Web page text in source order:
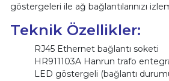
göstergeleri ile ağ bağlantılarınızı
Teknik Özellikler:
RJ45 Ethernet bağlantı soketi
HR911103A Hanrun trafo
LED göstergeli (bağlantı